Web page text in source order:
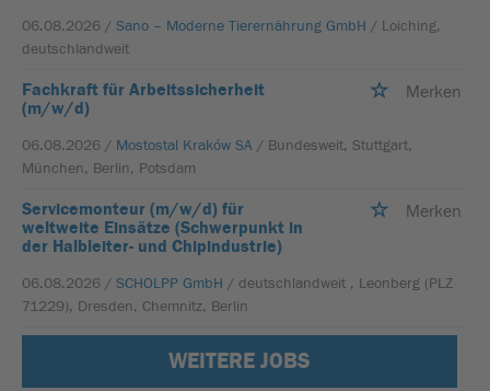
06.08.2026 / Sano – Moderne Tierernährung GmbH / Loiching,
deutschlandweit
Fachkraft für Arbeitssicherheit
(m/w/d)
Merken
06.08.2026 / Mostostal Kraków SA / Bundesweit, Stuttgart,
München, Berlin, Potsdam
Servicemonteur (m/w/d) für
weltweite Einsätze (Schwerpunkt in
der Halbleiter- und Chipindustrie)
Merken
06.08.2026 / SCHOLPP GmbH / deutschlandweit , Leonberg (PLZ
71229), Dresden, Chemnitz, Berlin
WEITERE JOBS